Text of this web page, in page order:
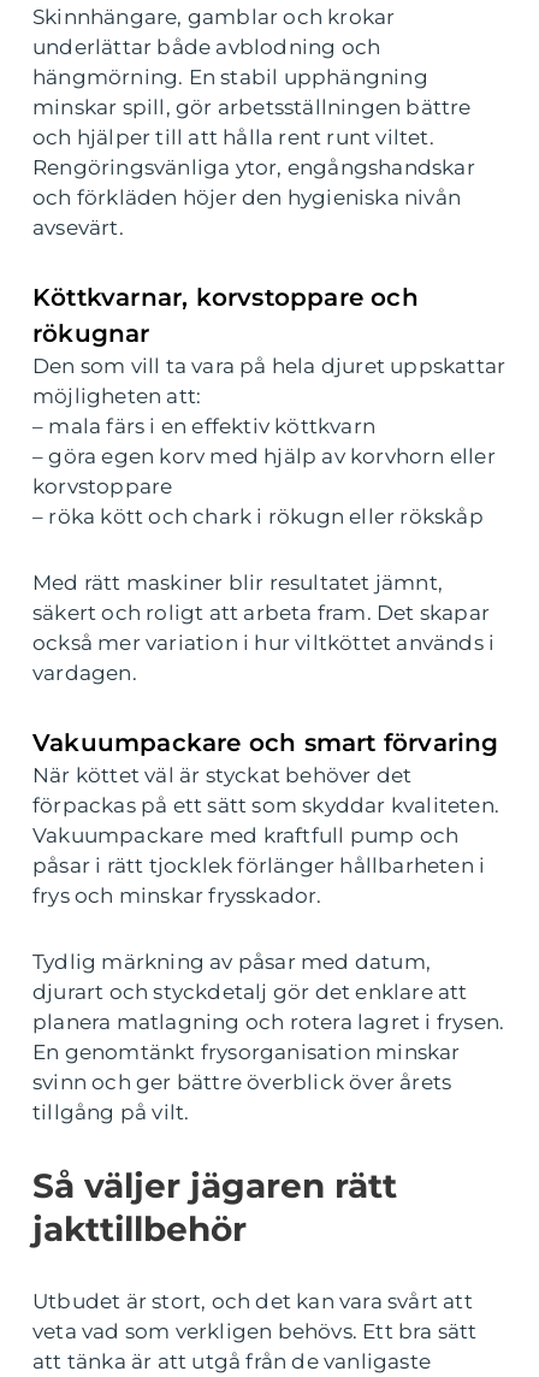
Skinnhängare, gamblar och krokar
underlättar både avblodning och
hängmörning. En stabil upphängning
minskar spill, gör arbetsställningen bättre
och hjälper till att hålla rent runt viltet.
Rengöringsvänliga ytor, engångshandskar
och förkläden höjer den hygieniska nivån
avsevärt.
Köttkvarnar, korvstoppare och
rökugnar
Den som vill ta vara på hela djuret uppskattar
möjligheten att:
– mala färs i en effektiv köttkvarn
– göra egen korv med hjälp av korvhorn eller
korvstoppare
– röka kött och chark i rökugn eller rökskåp
Med rätt maskiner blir resultatet jämnt,
säkert och roligt att arbeta fram. Det skapar
också mer variation i hur viltköttet används i
vardagen.
Vakuumpackare och smart förvaring
När köttet väl är styckat behöver det
förpackas på ett sätt som skyddar kvaliteten.
Vakuumpackare med kraftfull pump och
påsar i rätt tjocklek förlänger hållbarheten i
frys och minskar frysskador.
Tydlig märkning av påsar med datum,
djurart och styckdetalj gör det enklare att
planera matlagning och rotera lagret i frysen.
En genomtänkt frysorganisation minskar
svinn och ger bättre överblick över årets
tillgång på vilt.
Så väljer jägaren rätt
jakttillbehör
Utbudet är stort, och det kan vara svårt att
veta vad som verkligen behövs. Ett bra sätt
att tänka är att utgå från de vanligaste